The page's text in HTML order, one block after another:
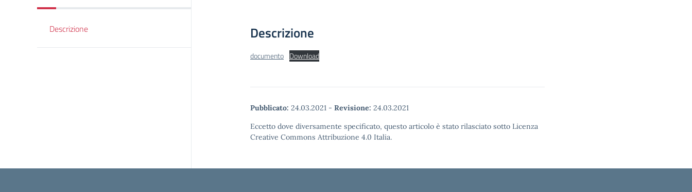
Descrizione Descrizione
documento Download
Pubblicato: 24.03.2021 - Revisione: 24.03.2021
Eccetto dove diversamente specificato, questo articolo è stato rilasciato sotto Licenza
Creative Commons Attribuzione 4.0 Italia.